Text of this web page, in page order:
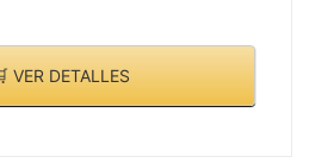
VER DETALLES